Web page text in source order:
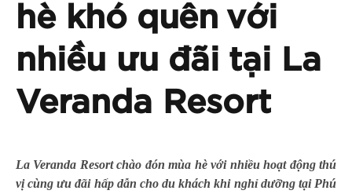
hè khó quên với
nhiều ưu đãi tại La
Veranda Resort
La Veranda Resort chào đón mùa hè với nhiều hoạt động thú
vị cùng ưu đãi hấp dẫn cho du khách khi nghỉ dưỡng tại Phú